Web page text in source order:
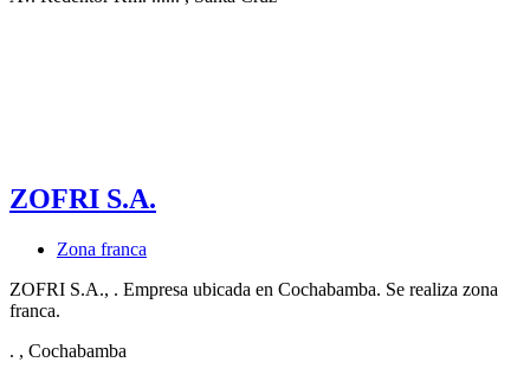
ZOFRI S.A.
Zona franca
ZOFRI S.A., . Empresa ubicada en Cochabamba. Se realiza zona
franca.
. , Cochabamba